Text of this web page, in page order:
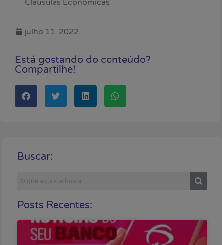
Cláusulas Econômicas
julho 11, 2022
Está gostando do conteúdo?
Compartilhe!
Buscar:
Posts Recentes: